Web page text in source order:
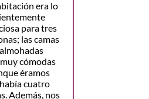
era lo
para tres
las camas
cómodas
éramos
cuatro
Además, nos